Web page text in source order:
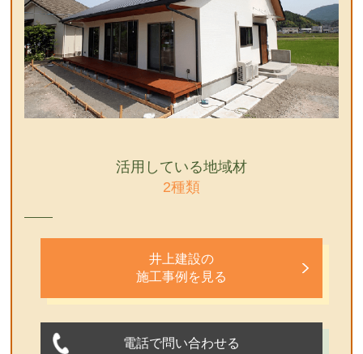
活用している地域材
2種類
井上建設の
施工事例を見る
電話で問い合わせる